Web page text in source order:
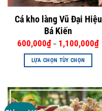
Cá kho làng Vũ Đại Hiệu
Bá Kiến
600,000₫ – 1,100,000₫
LỰA CHỌN TÙY CHỌN
này
có